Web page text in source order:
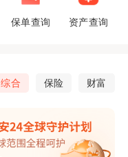
保单查询 资产查询
综合 保险 财富